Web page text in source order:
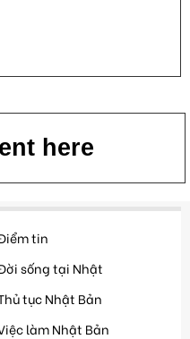
here
tin
sống tại Nhật
tục Nhật Bản
làm Nhật Bản